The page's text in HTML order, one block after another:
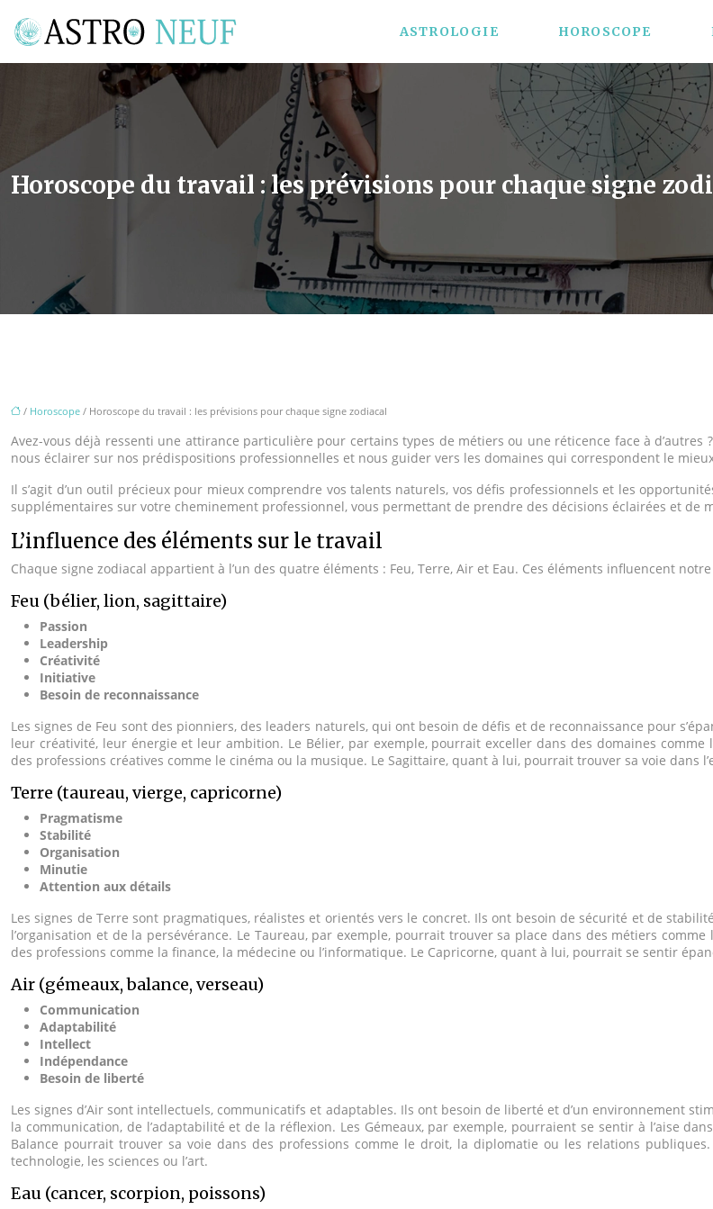
ASTROLOGIE HOROSCOPE
Horoscope du travail : les prévisions pour chaque signe
/ Horoscope / Horoscope du travail : les prévisions pour chaque signe zodiacal
Avez-vous déjà ressenti une attirance particulière pour certains types de métiers ou une réticence face à
nous éclairer sur nos prédispositions professionnelles et nous guider vers les domaines qui correspondent le
Il s’agit d’un outil précieux pour mieux comprendre vos talents naturels, vos défis professionnels et les
supplémentaires sur votre cheminement professionnel, vous permettant de prendre des décisions éclairées et de
L’influence des éléments sur le travail
Chaque signe zodiacal appartient à l’un des quatre éléments : Feu, Terre, Air et Eau. Ces éléments influencent
Feu (bélier, lion, sagittaire)
Passion
Leadership
Créativité
Initiative
Besoin de reconnaissance
Les signes de Feu sont des pionniers, des leaders naturels, qui ont besoin de défis et de reconnaissance pour
leur créativité, leur énergie et leur ambition. Le Bélier, par exemple, pourrait exceller dans des domaines
des professions créatives comme le cinéma ou la musique. Le Sagittaire, quant à lui, pourrait trouver sa voie dans
Terre (taureau, vierge, capricorne)
Pragmatisme
Stabilité
Organisation
Minutie
Attention aux détails
Les signes de Terre sont pragmatiques, réalistes et orientés vers le concret. Ils ont besoin de sécurité et de
l’organisation et de la persévérance. Le Taureau, par exemple, pourrait trouver sa place dans des métiers
des professions comme la finance, la médecine ou l’informatique. Le Capricorne, quant à lui, pourrait se sentir
Air (gémeaux, balance, verseau)
Communication
Adaptabilité
Intellect
Indépendance
Besoin de liberté
Les signes d’Air sont intellectuels, communicatifs et adaptables. Ils ont besoin de liberté et d’un environnement
la communication, de l’adaptabilité et de la réflexion. Les Gémeaux, par exemple, pourraient se sentir à l’aise
Balance pourrait trouver sa voie dans des professions comme le droit, la diplomatie ou les relations
technologie, les sciences ou l’art.
Eau (cancer, scorpion, poissons)